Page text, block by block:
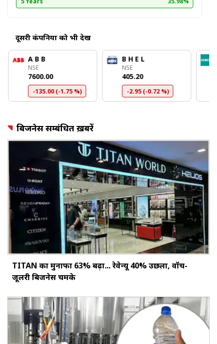
दूसरी कंपनियों को भी देखें
A B B
NSE
₹7600.00
-135.00 (-1.75 %)
B H E L
NSE
₹405.20
-2.95 (-0.72 %)
बिजनेस सम्बंधित ख़बरें
TITAN का मुनाफा 63% बढ़ा... रेवेन्यू 40% उछला, वॉच-
जूलरी बिजनेस चमके